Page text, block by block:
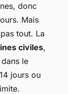
donc
Mais
tout. La
civiles,
le
jours ou